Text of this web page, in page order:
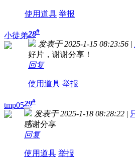
使用道具 举报
小徒弟28#
发表于 2025-1-15 08:23:56 |
好片，谢谢分享！
回复
使用道具 举报
tmp0529#
发表于 2025-1-18 08:28:22 |
感谢分享
回复
使用道具 举报